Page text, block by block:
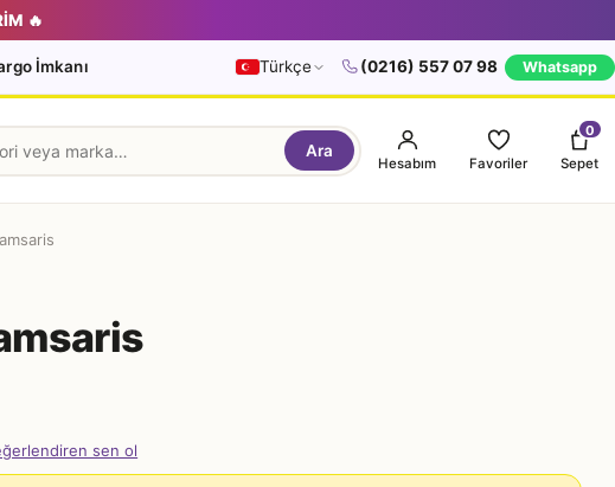
🔥
İmkanı Türkçe (0216) 557 07 98 Whatsapp
Ara
Hesabım Favoriler
0
Sepet
sen ol